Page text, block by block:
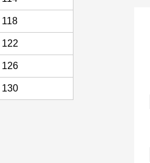
118
122
126
130